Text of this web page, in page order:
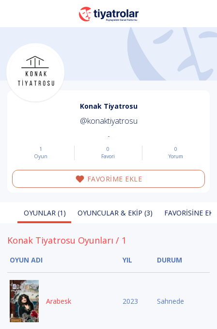
Konak Tiyatrosu
@konaktiyatrosu
-
1
Oyun
0
Favori
0
Yorum
FAVORİME EKLE
OYUNLAR (1) OYUNCULAR & EKIP (3) FAVORISINE
Konak Tiyatrosu Oyunları / 1
OYUN ADI YIL DURUM
Arabesk 2023 Sahnede